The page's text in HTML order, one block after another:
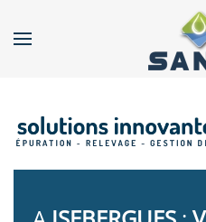
Accéder au contenu